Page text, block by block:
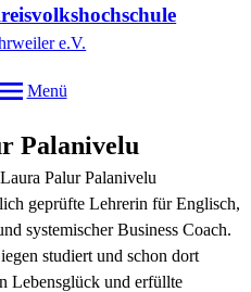
e.V.
Menü
Palanivelu
geprüfte Lehrerin für Englisch,
systemischer Business Coach.
studiert und schon dort
Lebensglück und erfüllte